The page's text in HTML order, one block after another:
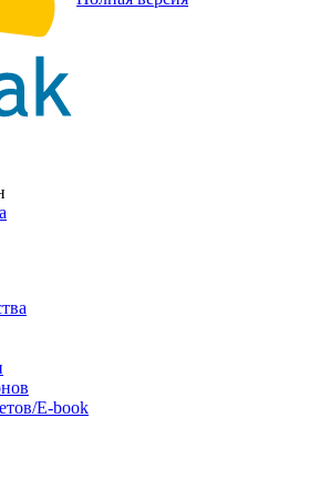
E-book